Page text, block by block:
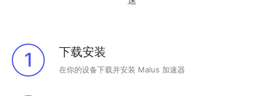
1 下载安装
在你的设备下载并安装 Malus 加速器